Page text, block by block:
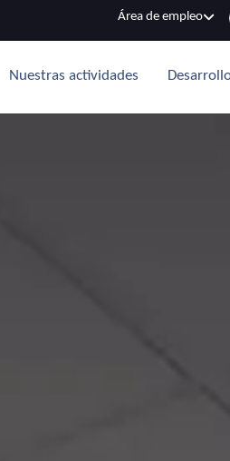
Área de empleo
Nuestras actividades